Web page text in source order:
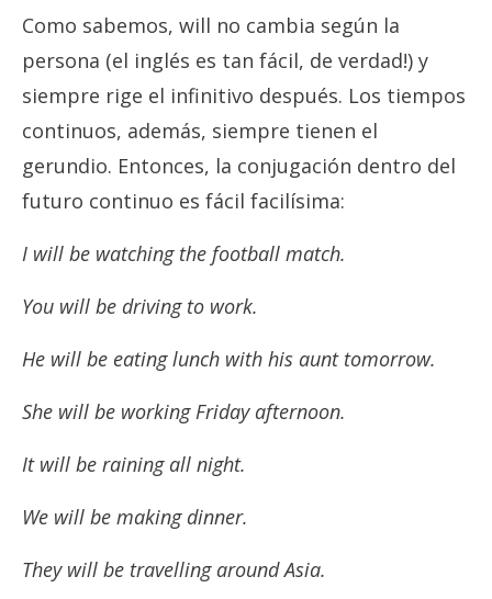
Como sabemos, will no cambia según la
persona (el inglés es tan fácil, de verdad!) y
siempre rige el infinitivo después. Los tiempos
continuos, además, siempre tienen el
gerundio. Entonces, la conjugación dentro del
futuro continuo es fácil facilísima:
I will be watching the football match.
You will be driving to work.
He will be eating lunch with his aunt tomorrow.
She will be working Friday afternoon.
It will be raining all night.
We will be making dinner.
They will be travelling around Asia.